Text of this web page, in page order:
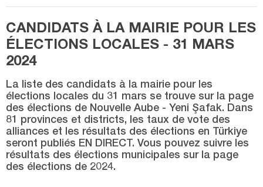
Aydın
Balıkesir
Bartın
Bayburt
Bilecik
Bingöl
Bitlis
Bolu
CANDIDATS À LA MAIRIE POUR LES
ÉLECTIONS LOCALES - 31 MARS
2024
La liste des candidats à la mairie pour les
élections locales du 31 mars se trouve sur la page
des élections de Nouvelle Aube - Yeni Şafak. Dans
81 provinces et districts, les taux de vote des
alliances et les résultats des élections en Türkiye
seront publiés EN DIRECT. Vous pouvez suivre les
résultats des élections municipales sur la page
des élections de 2024.